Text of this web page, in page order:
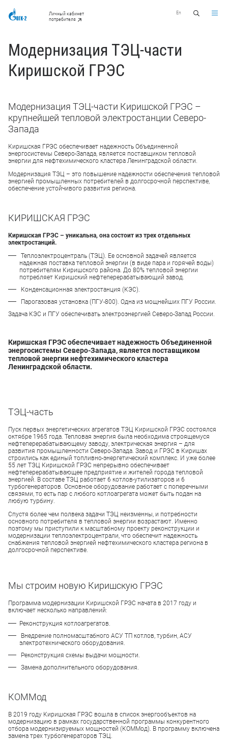
Личный кабинет
потребителя
En
Модернизация ТЭЦ-части
Киришской ГРЭС
Модернизация ТЭЦ-части Киришской ГРЭС –
крупнейшей тепловой электростанции Северо-
Запада
Киришская ГРЭС обеспечивает надежность Объединенной
энергосистемы Северо-Запада, является поставщиком тепловой
энергии для нефтехимического кластера Ленинградской области.
Модернизация ТЭЦ – это повышение надежности обеспечения тепловой
энергией промышленных потребителей в долгосрочной перспективе,
обеспечение устойчивого развития региона.
КИРИШСКАЯ ГРЭС
Киришская ГРЭС – уникальна, она состоит из трех отдельных
электростанций.
Теплоэлектроцентраль (ТЭЦ). Ее основной задачей является
надежная поставка тепловой энергии (в виде пара и горячей воды)
потребителям Киришского района. До 80% тепловой энергии
потребляет Киришский нефтеперерабатывающий завод.
Конденсационная электростанция (КЭС).
Парогазовая установка (ПГУ-800). Одна из мощнейших ПГУ России.
Задача КЭС и ПГУ обеспечивать электроэнергией Северо-Запад России.
Киришская ГРЭС обеспечивает надежность Объединенной
энергосистемы Северо-Запада, является поставщиком
тепловой энергии нефтехимического кластера
Ленинградской области.
ТЭЦ-часть
Пуск первых энергетических агрегатов ТЭЦ Киришской ГРЭС состоялся
октябре 1965 года. Тепловая энергия была необходима строящемуся
нефтеперерабатывающему заводу, электрическая энергия – для
развития промышленности Северо-Запада. Завод и ГРЭС в Киришах
строились как единый топливно-энергетический комплекс. И уже более
55 лет ТЭЦ Киришской ГРЭС непрерывно обеспечивает
нефтеперерабатывающее предприятие и жителей города тепловой
энергией. В составе ТЭЦ работает 6 котлов-утилизаторов и 6
турбогенераторов. Основное оборудование работает с поперечными
связями, то есть пар с любого котлоагрегата может быть подан на
любую турбину.
Спустя более чем полвека задачи ТЭЦ неизменны, и потребности
основного потребителя в тепловой энергии возрастают. Именно
поэтому мы приступили к масштабному проекту реконструкции и
модернизации теплоэлектроцентрали, что обеспечит надежность
снабжения тепловой энергией нефтехимического кластера региона в
долгосрочной перспективе.
Мы строим новую Киришскую ГРЭС
Программа модернизации Киришской ГРЭС начата в 2017 году и
включает несколько направлений:
Реконструкция котлоагрегатов.
Внедрение полномасштабного АСУ ТП котлов, турбин, АСУ
электротехнического оборудования.
Реконструкция схемы выдачи мощности.
Замена дополнительного оборудования.
КОММод
В 2019 году Киришская ГРЭС вошла в список энергообъектов на
модернизацию в рамках государственной программы конкурентного
отбора модернизируемых мощностей (КОММод). В программу включена
замена трех турбогенераторов ТЭЦ.